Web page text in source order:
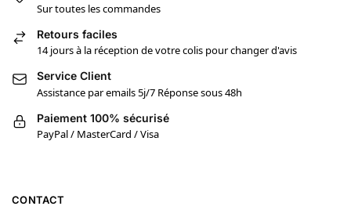
Sur toutes les commandes
Retours faciles
14 jours à la réception de votre colis pour changer d'avis
Service Client
Assistance par emails 5j/7 Réponse sous 48h
Paiement 100% sécurisé
PayPal / MasterCard / Visa
CONTACT